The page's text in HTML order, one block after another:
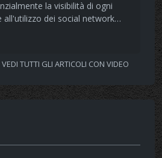
la visibilità di ogni
all'utilizzo dei social network…
VEDI TUTTI GLI ARTICOLI CON VIDEO